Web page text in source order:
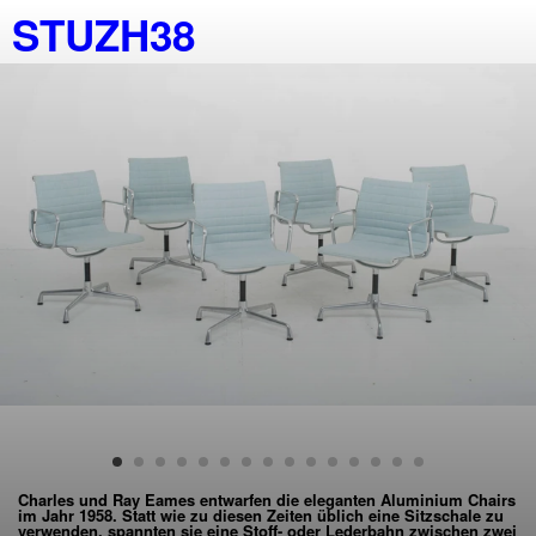
STUZH38
Charles und Ray Eames entwarfen die eleganten Aluminium Chairs
im Jahr 1958. Statt wie zu diesen Zeiten üblich eine Sitzschale zu
verwenden, spannten sie eine Stoff- oder Lederbahn zwischen zwei